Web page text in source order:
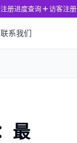
注册进度查询 访客注册
联系我们
最